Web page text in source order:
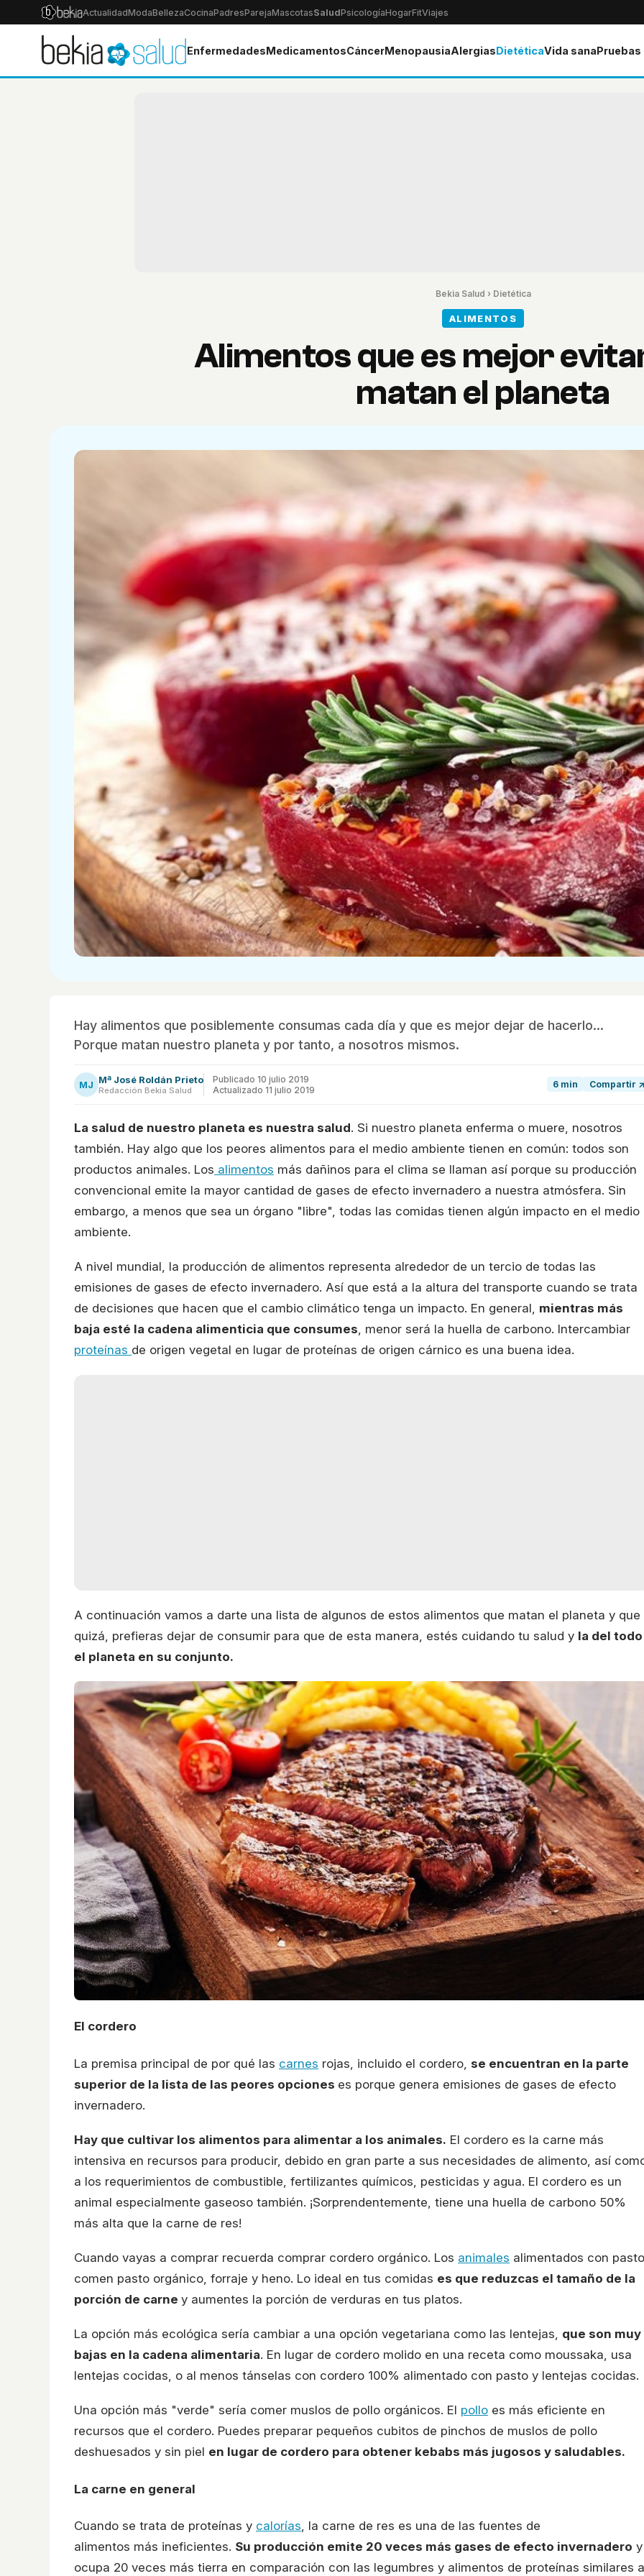
ActualidadModaBellezaCocinaPadresParejaMascotasSaludPsicologíaHogarFitViajes
EnfermedadesMedicamentosCáncerMenopausiaAlergiasDietéticaVida sana
Bekia Salud › Dietética
ALIMENTOS
Alimentos que es mejor
matan el planeta
Hay alimentos que posiblemente consumas cada día y que es mejor dejar de hacerlo...
Porque matan nuestro planeta y por tanto, a nosotros mismos.
MJ Mª José Roldán Prieto
Redacción Bekia Salud
Publicado 10 julio 2019
Actualizado 11 julio 2019
6 min Compartir ↗
La salud de nuestro planeta es nuestra salud. Si nuestro planeta enferma o muere, nosotros
también. Hay algo que los peores alimentos para el medio ambiente tienen en común: todos son
productos animales. Los alimentos más dañinos para el clima se llaman así porque su producción
convencional emite la mayor cantidad de gases de efecto invernadero a nuestra atmósfera. Sin
embargo, a menos que sea un órgano "libre", todas las comidas tienen algún impacto en el medio
ambiente.
A nivel mundial, la producción de alimentos representa alrededor de un tercio de todas las
emisiones de gases de efecto invernadero. Así que está a la altura del transporte cuando se trata
de decisiones que hacen que el cambio climático tenga un impacto. En general, mientras más
baja esté la cadena alimenticia que consumes , menor será la huella de carbono. Intercambiar
proteínas de origen vegetal en lugar de proteínas de origen cárnico es una buena idea.
A continuación vamos a darte una lista de algunos de estos alimentos que matan el planeta y que
quizá, prefieras dejar de consumir para que de esta manera, estés cuidando tu salud y la del todo
el planeta en su conjunto.
El cordero
La premisa principal de por qué las carnes rojas, incluido el cordero, se encuentran en la parte
superior de la lista de las peores opciones es porque genera emisiones de gases de efecto
invernadero.
Hay que cultivar los alimentos para alimentar a los animales. El cordero es la carne más
intensiva en recursos para producir, debido en gran parte a sus necesidades de alimento, así
a los requerimientos de combustible, fertilizantes químicos, pesticidas y agua. El cordero es un
animal especialmente gaseoso también. ¡Sorprendentemente, tiene una huella de carbono 50%
más alta que la carne de res!
Cuando vayas a comprar recuerda comprar cordero orgánico. Los animales alimentados con pasto
comen pasto orgánico, forraje y heno. Lo ideal en tus comidas es que reduzcas el tamaño de la
porción de carne y aumentes la porción de verduras en tus platos.
La opción más ecológica sería cambiar a una opción vegetariana como las lentejas, que son muy
bajas en la cadena alimentaria. En lugar de cordero molido en una receta como moussaka, usa
lentejas cocidas, o al menos tánselas con cordero 100% alimentado con pasto y lentejas cocidas.
Una opción más "verde" sería comer muslos de pollo orgánicos. El pollo es más eficiente en
recursos que el cordero. Puedes preparar pequeños cubitos de pinchos de muslos de pollo
deshuesados y sin piel en lugar de cordero para obtener kebabs más jugosos y saludables.
La carne en general
Cuando se trata de proteínas y calorías, la carne de res es una de las fuentes de
alimentos más ineficientes. Su producción emite 20 veces más gases de efecto invernadero y
ocupa 20 veces más tierra en comparación con las legumbres y alimentos de proteínas similares a